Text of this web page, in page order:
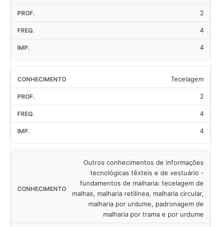
2
4
4
Tecelagem
2
4
4
Outros conhecimentos de informações
tecnológicas têxteis e de vestuário -
fundamentos de malharia: tecelagem de
malhas, malharia retilínea, malharia circular,
malharia por urdume, padronagem de
malharia por trama e por urdume